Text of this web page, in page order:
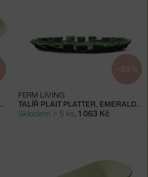
TALÍŘ BARRO Ø24 SET 2KS, PISTACHIO
−50 %
TALÍŘ PLAIT PLATTER, EMERALD GREEN
FERM LIVING
Skladem > 5 ks, 1 063 Kč